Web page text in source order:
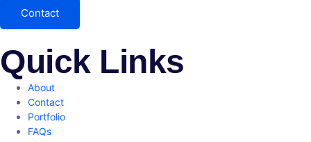
Contact
Quick Links
About
Contact
Portfolio
FAQs